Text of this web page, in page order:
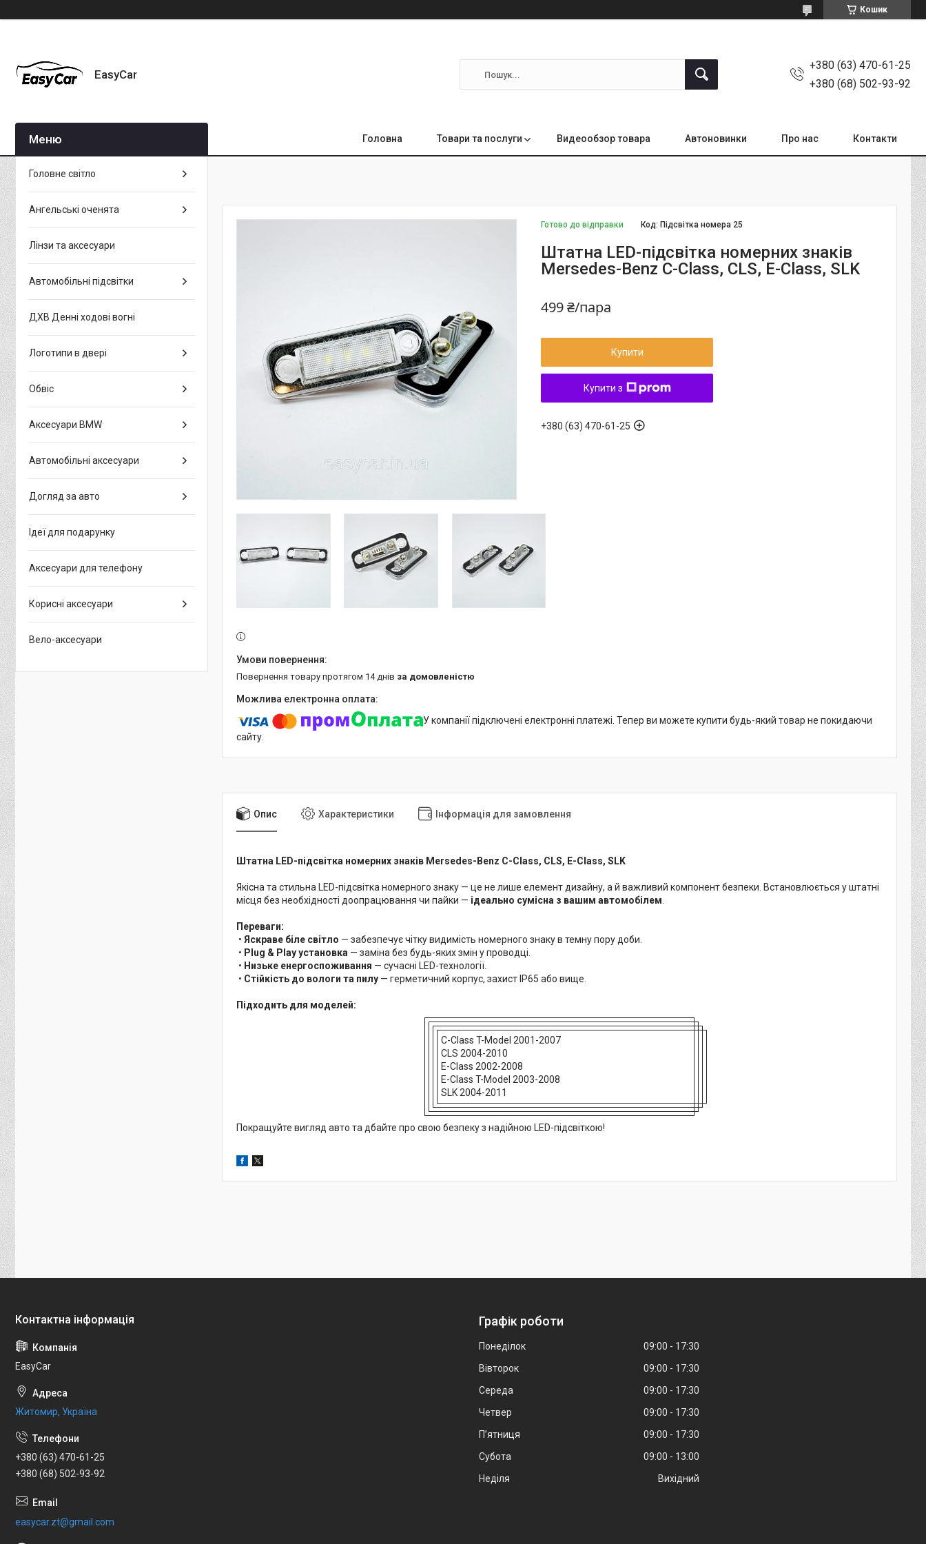
Кошик
EasyCar
+380 (63) 470-61-25
+380 (68) 502-93-92
Головна Товари та послуги Видеообзор товара Автоновинки Про нас Контакти
Готово до відправки Код: Підсвітка номера 25
Штатна LED-підсвітка номерних знаків
Mersedes-Benz C-Class, CLS, E-Class, SLK
499 ₴/пара
Купити
Купити з
+380 (63) 470-61-25
повернення товару протягом 14 днів за домовленістю
У компанії підключені електронні платежі. Тепер ви можете купити будь-який товар не покидаючи
сайту.
Опис Характеристики Інформація для замовлення
Штатна LED-підсвітка номерних знаків Mersedes-Benz C-Class, CLS, E-Class, SLK
Якісна та стильна LED-підсвітка номерного знаку — це не лише елемент дизайну, а й важливий компонент безпеки. Встановлюється у штатні
місця без необхідності доопрацювання чи пайки — ідеально сумісна з вашим автомобілем
Переваги:
• Яскраве біле світло — забезпечує чітку видимість номерного знаку в темну пору доби.
• Plug & Play установка — заміна без будь-яких змін у проводці.
• Низьке енергоспоживання — сучасні LED-технології.
• Стійкість до вологи та пилу — герметичний корпус, захист IP65 або вище.
Підходить для моделей:
C-Class T-Model 2001-2007
CLS 2004-2010
E-Class 2002-2008
E-Class T-Model 2003-2008
SLK 2004-2011
Покращуйте вигляд авто та дбайте про свою безпеку з надійною LED-підсвіткою!
Головне світло
Ангельські оченята
Лінзи та аксесуари
Автомобільні підсвітки
ДХВ Денні ходові вогні
Логотипи в двері
Обвіс
Аксесуари BMW
Автомобільні аксесуари
Догляд за авто
Ідеї для подарунку
Аксесуари для телефону
Корисні аксесуари
Вело-аксесуари
EasyCar
Житомир, Україна
+380 (63) 470-61-25
+380 (68) 502-93-92
easycar.zt@gmail.com
Графік роботи
Понеділок 09:00
17:30
Вівторок
09:00
17:30
Середа
09:00
17:30
Четвер
09:00
17:30
Пʼятниця
09:00
17:30
Субота
09:00
13:00
Неділя
Вихідний